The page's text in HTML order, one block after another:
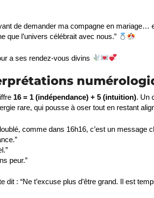
de demander ma compagne en mariage…
que l’univers célébrait avec nous.”
a ses rendez-vous divins
16 = 1 (indépendance) + 5 (intuition). Un
rare, qui pousse à oser tout en restant
comme dans 16h16, c’est un message
peur.”
dit : “Ne t’excuse plus d’être grand. Il est